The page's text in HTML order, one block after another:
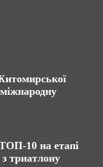
10 на етапі
з триатлону